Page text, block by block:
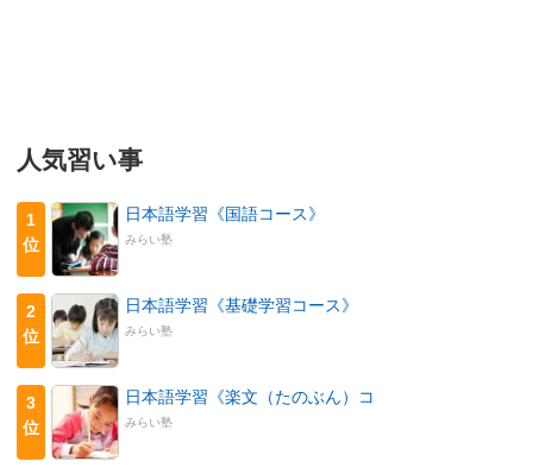
人気習い事
1
位
日本語学習《国語コース》
みらい塾
2
位
日本語学習《基礎学習コース》
みらい塾
3
位
日本語学習《楽文（たのぶん）コ
みらい塾